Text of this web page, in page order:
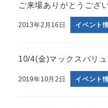
ご来場ありがとうござ
2013年2月16日 イベント
10/4(金)マックスバリ
2019年10月2日 イベント